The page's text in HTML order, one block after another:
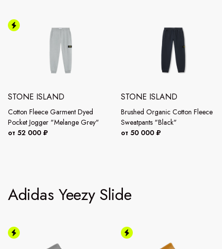
STONE ISLAND
Cotton Fleece Garment Dyed
Pocket Jogger "Melange Grey"
от 52 000 ₽
STONE ISLAND
Brushed Organic Cotton Fleece
Sweatpants "Black"
от 50 000 ₽
Adidas Yeezy Slide